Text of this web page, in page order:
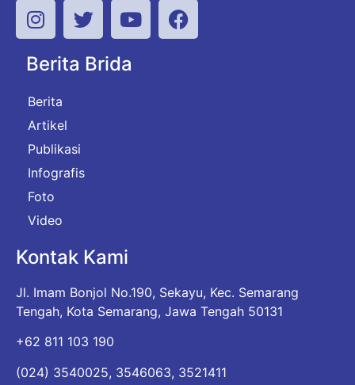
Berita Brida
Berita
Artikel
Publikasi
Infografis
Foto
Video
Kontak Kami
Jl. Imam Bonjol No.190, Sekayu, Kec. Semarang
Tengah, Kota Semarang, Jawa Tengah 50131
+62 811 103 190
(024) 3540025, 3546063, 3521411